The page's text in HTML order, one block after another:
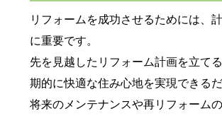
リフォームを成功させるためには、
に重要です。
先を見越したリフォーム計画を立て
期的に快適な住み心地を実現できるだ
将来のメンテナンスや再リフォーム